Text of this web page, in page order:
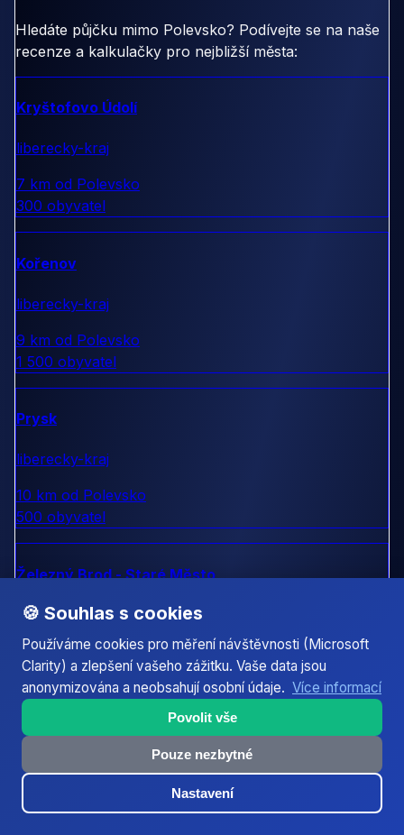
Hledáte půjčku mimo Polevsko? Podívejte se na naše
recenze a kalkulačky pro nejbližší města:
Kryštofovo Údolí
liberecky-kraj
7 km od Polevsko
300 obyvatel
Kořenov
liberecky-kraj
9 km od Polevsko
1 500 obyvatel
Prysk
liberecky-kraj
10 km od Polevsko
500 obyvatel
Železný Brod - Staré Město
liberecky-kraj
11 km od Polevsko
2 000 obyvatel
Semily
liberecky-kraj
11 km od Polevsko
🍪 Souhlas s cookies
Používáme cookies pro měření návštěvnosti (Microsoft
Clarity) a zlepšení vašeho zážitku. Vaše data jsou
anonymizována a neobsahují osobní údaje. Více informací
Povolit vše
Pouze nezbytné
Nastavení